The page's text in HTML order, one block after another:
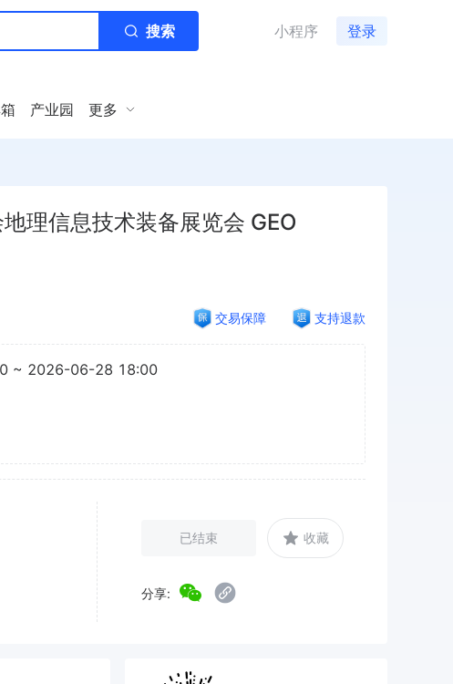
搜索 小程序 登录
产业园 更多
理信息技术装备展览会 GEO
交易保障 支持退款
~ 2026-06-28 18:00
已结束 收藏
分享: